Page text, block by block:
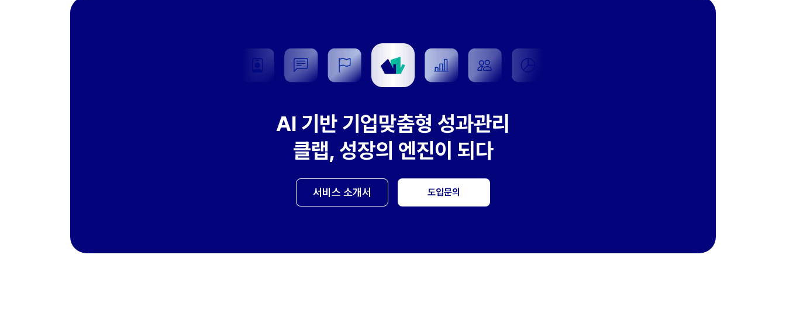
AI 기반 기업맞춤형 성과관리
클랩, 성장의 엔진이 되다
서비스 소개서 도입문의